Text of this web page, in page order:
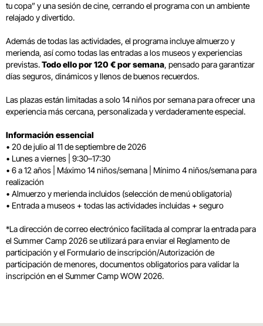
tu copa” y una sesión de cine, cerrando el programa con un ambiente
relajado y divertido.
Además de todas las actividades, el programa incluye almuerzo y
merienda, así como todas las entradas a los museos y experiencias
previstas.Todo ello por 120 € por semana, pensado para garantizar
días seguros, dinámicos y llenos de buenos recuerdos.
Las plazas están limitadas a solo 14 niños por semana para ofrecer una
experiencia más cercana, personalizada y verdaderamente especial.
Información essencial
• 20 de julio al 11 de septiembre de 2026
• Lunes a viernes | 9:30–17:30
• 6 a 12 años | Máximo 14 niños/semana | Mínimo 4 niños/semana para
realización
• Almuerzo y merienda incluidos (selección de menú obligatoria)
• Entrada a museos + todas las actividades incluidas + seguro
*La dirección de correo electrónico facilitada al comprar la entrada para
el Summer Camp 2026 se utilizará para enviar el Reglamento de
participación y el Formulario de inscripción/Autorización de
participación de menores, documentos obligatorios para validar la
inscripción en el Summer Camp WOW 2026.